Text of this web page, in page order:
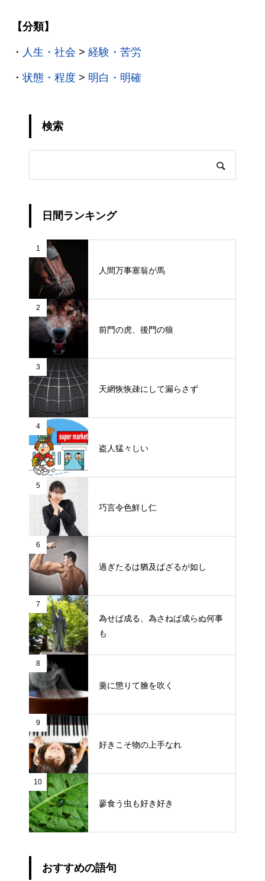
【分類】
・ 人生・社会 > 経験・苦労
・状態・程度 > 明白・明確
検索
日間ランキング
1
人間万事塞翁が馬
2
前門の虎、後門の狼
3
天網恢恢疎にして漏らさず
4
盗人猛々しい
5
巧言令色鮮し仁
6
過ぎたるは猶及ばざるが如し
7
為せば成る、為さねば成らぬ何事
も
8
羹に懲りて膾を吹く
9
好きこそ物の上手なれ
10
蓼食う虫も好き好き
おすすめの語句